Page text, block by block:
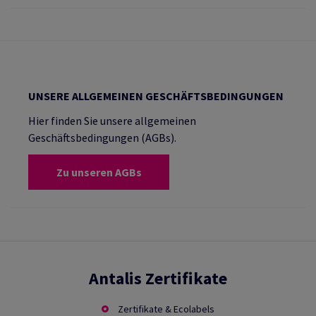
UNSERE ALLGEMEINEN GESCHÄFTSBEDINGUNGEN
Hier finden Sie unsere allgemeinen
Geschäftsbedingungen (AGBs).
Zu unseren AGBs
Antalis Zertifikate
Zertifikate & Ecolabels